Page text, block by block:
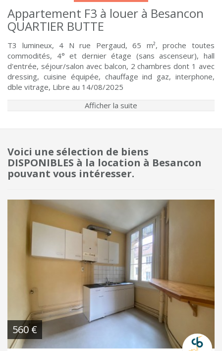
Appartement F3 à louer à Besancon
QUARTIER BUTTE
T3 lumineux, 4 N rue Pergaud, 65 m², proche toutes
commodités, 4° et dernier étage (sans ascenseur), hall
d'entrée, séjour/salon avec balcon, 2 chambres dont 1 avec
dressing, cuisine équipée, chauffage ind gaz, interphone,
dble vitrage, Libre au 14/08/2025
Afficher la suite
Voici une sélection de biens
DISPONIBLES à la location à Besancon
pouvant vous intéresser.
560 €